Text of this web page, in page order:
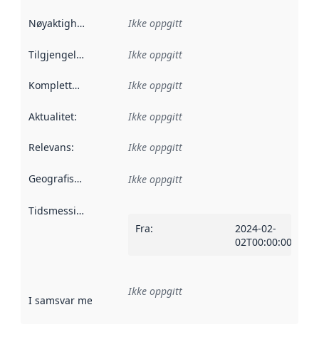
Nøyaktighet Ikke oppgitt
Tilgjengelighet Ikke oppgitt
Kompletthet Ikke oppgitt
Aktualitet: Ikke oppgitt
Relevans: Ikke oppgitt
Geografisk avgrensning :
Ikke oppgitt
Tidsmessig avgrensning
Fra:
2024-02-
02T00:00:00Z
I samsvar med Referanse til en implementasjonsregel
Ikke oppgitt